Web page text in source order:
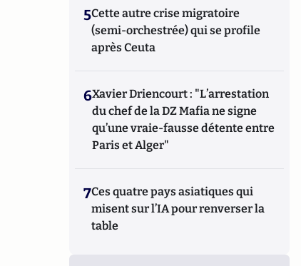
5Cette autre crise migratoire
(semi-orchestrée) qui se profile
après Ceuta
6Xavier Driencourt : "L’arrestation
du chef de la DZ Mafia ne signe
qu’une vraie-fausse détente entre
Paris et Alger"
7Ces quatre pays asiatiques qui
misent sur l’IA pour renverser la
table